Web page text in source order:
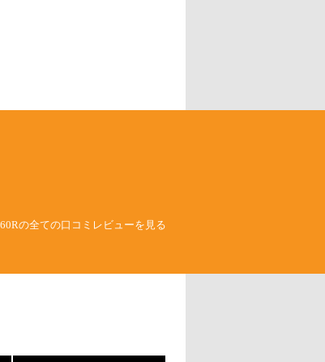
の全ての口コミレビューを見る